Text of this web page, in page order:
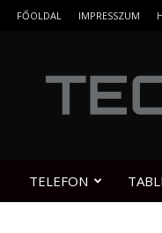
FŐOLDAL IMPRESSZUM
TELEFON